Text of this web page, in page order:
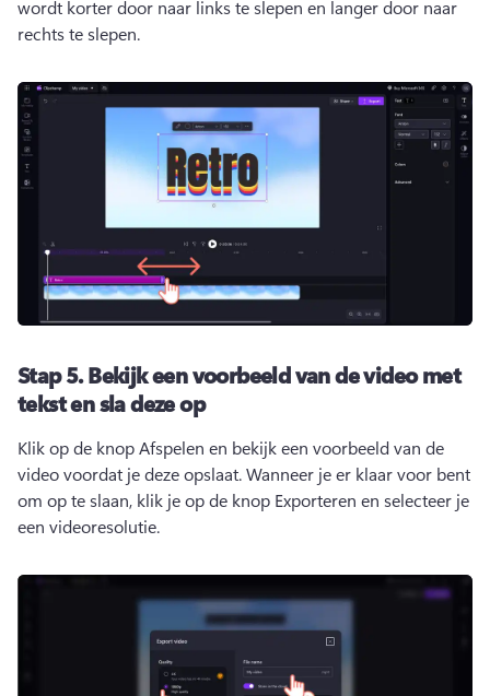
wordt korter door naar links te slepen en langer door naar
rechts te slepen.
Stap 5.Bekijk een voorbeeld van de video met
tekst en sla deze op
Klik op de knop Afspelen en bekijk een voorbeeld van de
video voordat je deze opslaat. Wanneer je er klaar voor bent
om op te slaan, klik je op de knop Exporteren en selecteer je
een videoresolutie.